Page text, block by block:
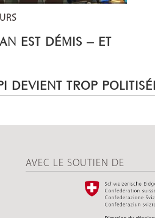
EST DÉMIS – ET
DEVIENT TROP
AVEC LE SOUTIEN DE